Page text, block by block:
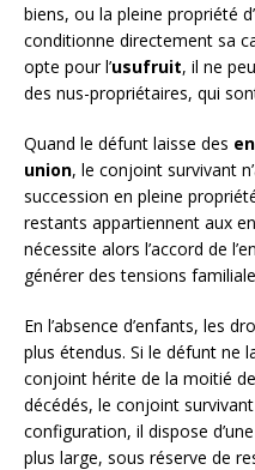
biens, ou la pleine propriété
conditionne directement sa
opte pour l’usufruit, il ne
des nus-propriétaires, qui
Quand le défunt laisse des
union, le conjoint survivant
succession en pleine
restants appartiennent aux
nécessite alors l’accord de
générer des tensions
En l’absence d’enfants, les
plus étendus. Si le défunt ne
conjoint hérite de la moitié
décédés, le conjoint
configuration, il dispose d’une
plus large, sous réserve de